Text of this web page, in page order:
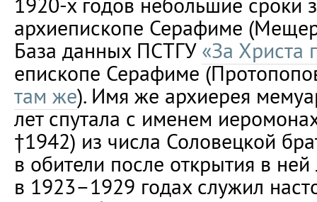
архиепископе Серафиме
База данных ПСТГУ «За Христа
епископе Серафиме
там же). Имя же архиерея
лет спутала с именем
†1942) из числа Соловецкой
в обители после открытия в
в 1923–1929 годах служил